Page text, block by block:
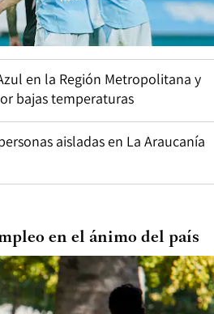
en la Región Metropolitana y
bajas temperaturas
aisladas en La Araucanía
en el ánimo del país